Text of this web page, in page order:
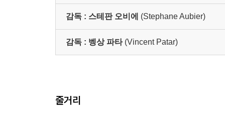
감독 : 스테판 오비에 (Stephane Aubier)
감독 : 벵상 파타 (Vincent Patar)
줄거리